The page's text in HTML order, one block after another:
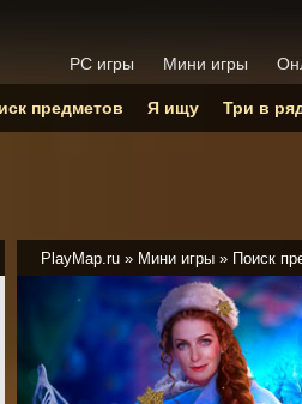
PlayMap.ru » Мини игры » Поиск
PC игры Мини игры
предметов Я ищу Три в